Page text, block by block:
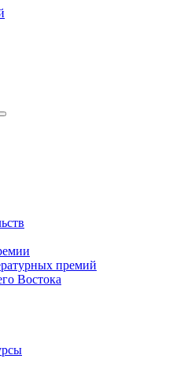
премий
Востока